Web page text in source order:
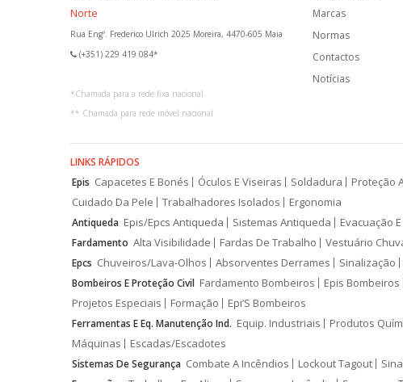
Norte
Rua Engº. Frederico Ulrich 2025 Moreira, 4470-605 Maia
(+351) 229 419 084*
*Chamada para a rede fixa nacional
** Chamada para rede móvel nacional
Marcas
Normas
Contactos
Notícias
LINKS RÁPIDOS
Epis Capacetes E Bonés Óculos E Viseiras Soldadura Proteção
Cuidado Da Pele
Trabalhadores Isolados Ergonomia
Antiqueda Epis/Epcs Antiqueda Sistemas Antiqueda Evacuação
Fardamento Alta Visibilidade Fardas De Trabalho Vestuário
Epcs Chuveiros/Lava-Olhos Absorventes Derrames Sinalização
Bombeiros E Proteção Civil Fardamento Bombeiros Epis Bombeiros
Projetos Especiais
Formação Epi’S Bombeiros
Ferramentas E Eq. Manutenção Ind. Equip. Industriais Produtos
Máquinas
Escadas/Escadotes
Sistemas De Segurança Combate A Incêndios Lockout Tagout